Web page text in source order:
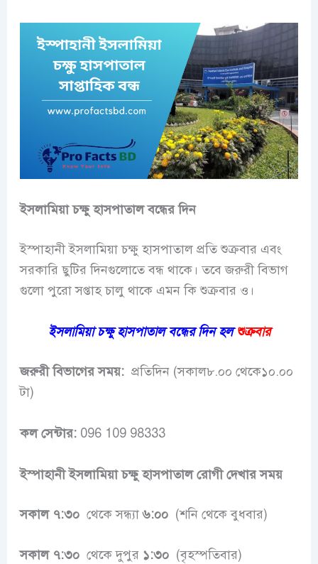
ইসলামিয়া চক্ষু হাসপাতাল বন্ধের দিন
ইস্পাহানী ইসলামিয়া চক্ষু হাসপাতাল প্রতি শুক্রবার এবং
সরকারি ছুটির দিনগুলোতে বন্ধ থাকে। তবে জরুরী বিভাগ
গুলো পুরো সপ্তাহ চালু থাকে এমন কি শুক্রবার ও।
ইসলামিয়া চক্ষু হাসপাতাল বন্ধের দিন হলশুক্রবার
জরুরী বিভাগের সময়: প্রতিদিন (সকাল৮.০০ থেকে১০.০০
টা)
কল সেন্টার:096 109 98333
ইস্পাহানী ইসলামিয়া চক্ষু হাসপাতাল রোগী দেখার সময়
সকাল ৭:৩০থেকে সন্ধ্যা৬:০০(শনি থেকে বুধবার)
সকাল ৭:৩০থেকে দুপুর ১:৩০(বৃহস্পতিবার)